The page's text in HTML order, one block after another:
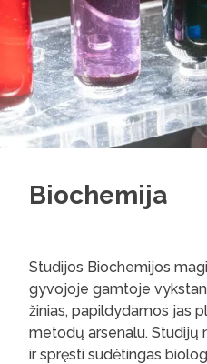
Biochemija
Studijos Biochemijos
gyvojoje gamtoje
žinias, papildydamos jas
metodų arsenalu. Studijų
ir spręsti sudėtingas